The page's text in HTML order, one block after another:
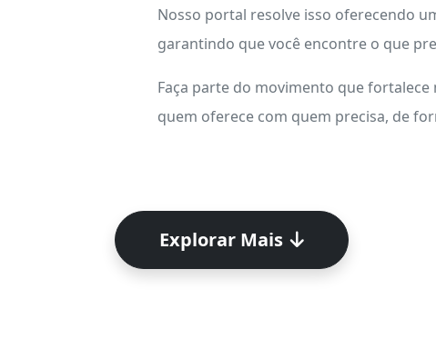
Nosso portal resolve isso oferecendo
garantindo que você encontre o que
Faça parte do movimento que fortalece
quem oferece com quem precisa, de
Explorar Mais